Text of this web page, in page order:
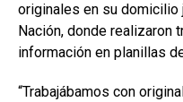
originales en su domicilio
Nación, donde realizaron
información en planillas
“Trabajábamos con